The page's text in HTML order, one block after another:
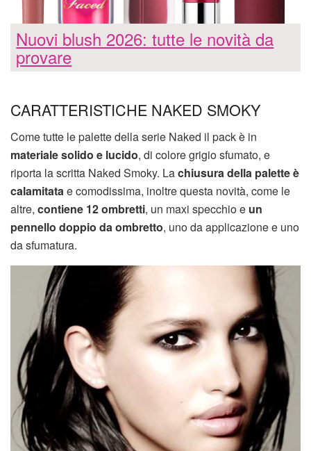
Nuovi blush 2026: tutte le novità da
provare
CARATTERISTICHE NAKED SMOKY
Come tutte le palette della serie Naked il pack è in
materiale solido e lucido, di colore grigio sfumato, e
riporta la scritta Naked Smoky. Lachiusura della palette è
calamitatae comodissima, inoltre questa novità, come le
altre, contiene 12 ombretti, un maxi specchio e un
pennello doppio da ombretto, uno da applicazione e uno
da sfumatura.